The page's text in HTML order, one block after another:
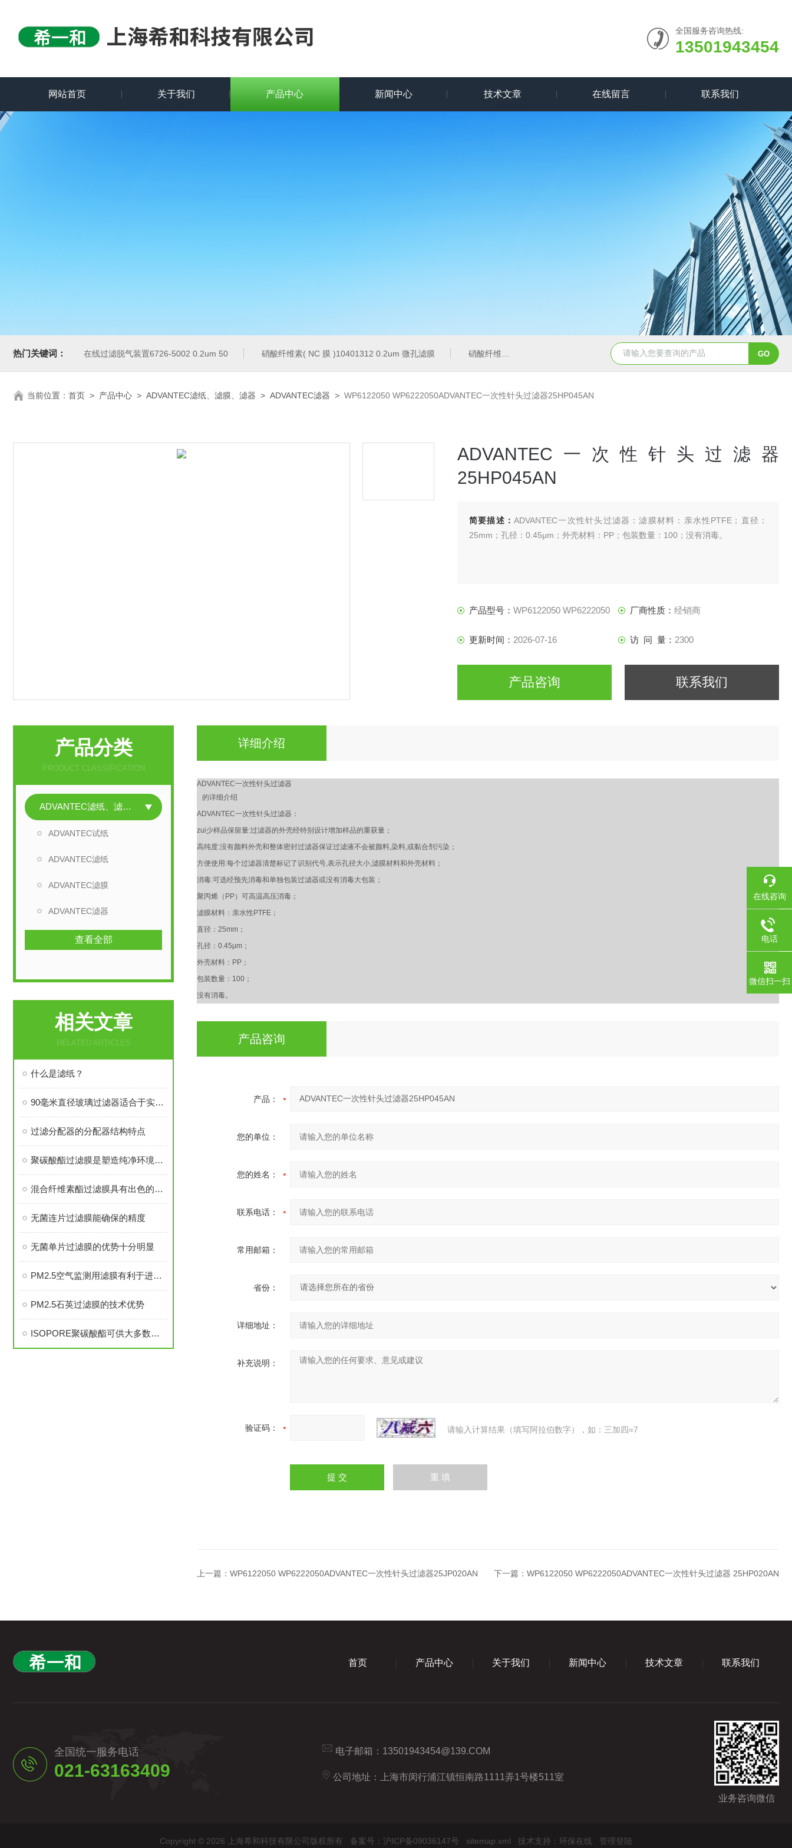
全国服务咨询热线:
13501943454
网站首页 关于我们 产品中心 新闻中心 技术文章 在线留言 联系我们
热门关键词： 在线过滤脱气装置6726-5002 0.2um 50 硝酸纤维素( NC 膜 )10401312 0.2um 微孔滤膜 硝酸纤维素( NC 膜 )7182-004 0.2um 微孔滤膜 硝酸纤维素( NC 膜 )10402012
当前位置： 首页 > 产品中心 > ADVANTEC滤纸、滤膜、滤器 > ADVANTEC滤器 > WP6122050 WP6222050ADVANTEC一次性针头过滤器25HP045AN
ADVANTEC一次性针头过滤器
25HP045AN
简要描述：ADVANTEC一次性针头过滤器：滤膜材料：亲水性PTFE；直径：
25mm；孔径：0.45μm；外壳材料：PP；包装数量：100；没有消毒。
产品型号： WP6122050 WP6222050 厂商性质： 经销商
更新时间： 2026-07-16 访 问 量： 2300
产品咨询 联系我们
产品分类
PRODUCT CLASSIFICATION
ADVANTEC滤纸、滤膜、滤器
ADVANTEC试纸
ADVANTEC滤纸
ADVANTEC滤膜
ADVANTEC滤器
查看全部
相关文章
RELATED ARTICLES
什么是滤纸？
90毫米直径玻璃过滤器适合于实验室溶液过滤工作
过滤分配器的分配器结构特点
聚碳酸酯过滤膜是塑造纯净环境的过滤主力军
混合纤维素酯过滤膜具有出色的稳定性
无菌连片过滤膜能确保的精度
无菌单片过滤膜的优势十分明显
PM2.5空气监测用滤膜有利于进行准确源解析
PM2.5石英过滤膜的技术优势
ISOPORE聚碳酸酯可供大多数透光显微镜技术使用
详细介绍
ADVANTEC一次性针头过滤器
的详细介绍
ADVANTEC一次性针头过滤器：
zui少样品保留量:过滤器的外壳经特别设计增加样品的重获量；
高纯度:没有颜料外壳和整体密封过滤器保证过滤液不会被颜料,染料,或黏合剂污染；
方便使用:每个过滤器清楚标记了识别代号,表示孔径大小,滤膜材料和外壳材料；
消毒:可选经预先消毒和单独包装过滤器或没有消毒大包装；
聚丙烯（PP）可高温高压消毒；
滤膜材料：亲水性PTFE；
直径：25mm；
孔径：0.45μm；
外壳材料：PP；
包装数量：100；
没有消毒。
产品咨询
产品：
您的单位：
您的姓名：
联系电话：
常用邮箱：
省份：
详细地址：
补充说明：
验证码： 请输入计算结果（填写阿拉伯数字），如：三加四=7
上一篇： WP6122050 WP6222050ADVANTEC一次性针头过滤器25JP020AN 下一篇： WP6122050 WP6222050ADVANTEC一次性针头过滤器 25HP020AN
首页 产品中心 关于我们 新闻中心 技术文章 联系我们
全国统一服务电话
021-63163409
电子邮箱： 13501943454@139.COM
公司地址：上海市闵行浦江镇恒南路1111弄1号楼511室
业务咨询微信
Copyright © 2026 上海希和科技有限公司版权所有 备案号：沪ICP备09036147号 sitemap.xml 技术支持： 环保在线 管理登陆
在线咨询
电话
微信扫一扫